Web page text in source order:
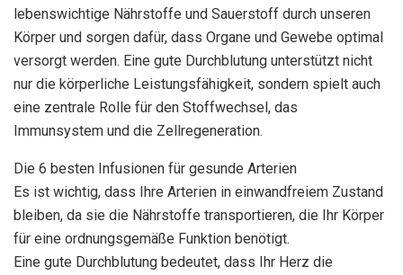
lebenswichtige Nährstoffe und Sauerstoff durch unseren
Körper und sorgen dafür, dass Organe und Gewebe optimal
versorgt werden. Eine gute Durchblutung unterstützt nicht
nur die körperliche Leistungsfähigkeit, sondern spielt auch
eine zentrale Rolle für den Stoffwechsel, das
Immunsystem und die Zellregeneration.
Die 6 besten Infusionen für gesunde Arterien
Es ist wichtig, dass Ihre Arterien in einwandfreiem Zustand
bleiben, da sie die Nährstoffe transportieren, die Ihr Körper
für eine ordnungsgemäße Funktion benötigt.
Eine gute Durchblutung bedeutet, dass Ihr Herz die